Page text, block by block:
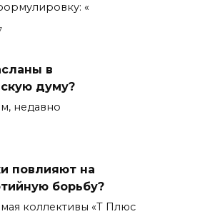
«
в
думу?
недавно
повлияют на
борьбу?
коллективы «Т Плюс